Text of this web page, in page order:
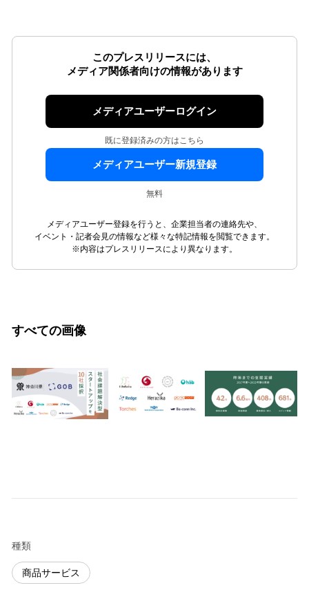
このプレスリリースには、
メディア関係者向けの情報があります
メディアユーザーログイン
既に登録済みの方はこちら
メディアユーザー新規登録
無料
メディアユーザー登録を行うと、企業担当者の連絡先や、
イベント・記者会見の情報など様々な特記情報を閲覧できます。
※内容はプレスリリースにより異なります。
すべての画像
種類
商品サービス